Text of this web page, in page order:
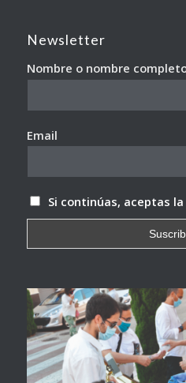
Newsletter
Nombre o nombre
Email
Si continúas, aceptas